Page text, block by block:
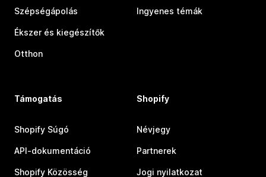
Szépségápolás
Ékszer és kiegészítők
Otthon
Ingyenes témák
Támogatás
Shopify Súgó
API-dokumentáció
Shopify Közösség
Shopify
Névjegy
Partnerek
Jogi nyilatkozat